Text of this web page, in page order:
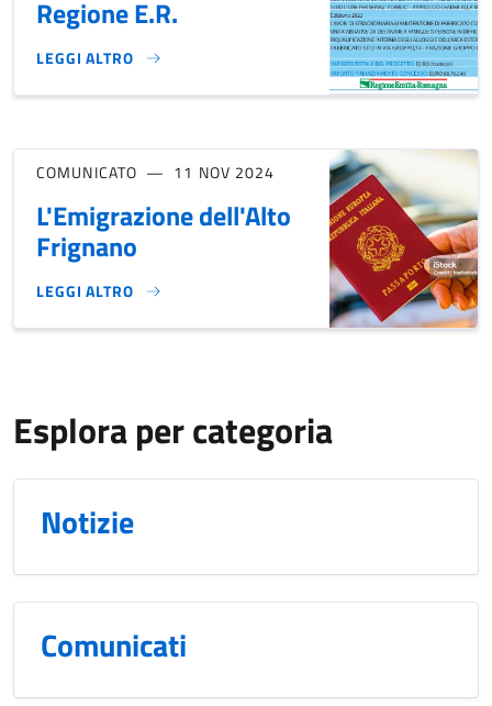
Regione E.R.
LEGGI ALTRO
FEASR 2014 - 2020 REGIONE E.R.}
COMUNICATO 11 NOV 2024
L'Emigrazione dell'Alto
Frignano
LEGGI ALTRO
L'EMIGRAZIONE DELL'ALTO FRIGNANO}
Esplora per categoria
Notizie
Comunicati